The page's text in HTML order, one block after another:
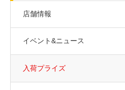
店舗情報
イベント&ニュース
入荷プライズ